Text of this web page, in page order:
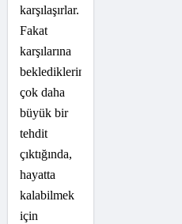
karşılaşırlar.
Fakat
karşılarına
beklediklerinden
çok daha
büyük bir
tehdit
çıktığında,
hayatta
kalabilmek
için